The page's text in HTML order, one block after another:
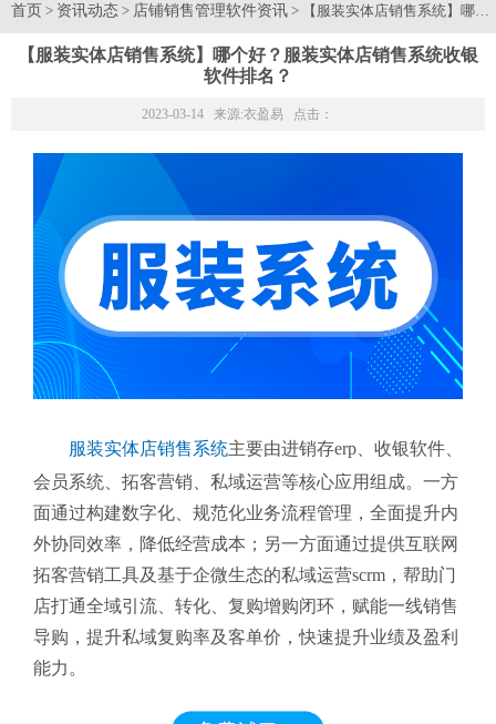
首页 > 资讯动态 > 店铺销售管理软件资讯 > 【服装实体店销售系统】哪
【服装实体店销售系统】哪个好？服装实体店销售系统收银
软件排名？
2023-03-14 来源:衣盈易 点击：
服装实体店销售系统主要由进销存erp、收银软件、
会员系统、拓客营销、私域运营等核心应用组成。一方
面通过构建数字化、规范化业务流程管理，全面提升内
外协同效率，降低经营成本；另一方面通过提供互联网
拓客营销工具及基于企微生态的私域运营scrm，帮助门
店打通全域引流、转化、复购增购闭环，赋能一线销售
导购，提升私域复购率及客单价，快速提升业绩及盈利
能力。